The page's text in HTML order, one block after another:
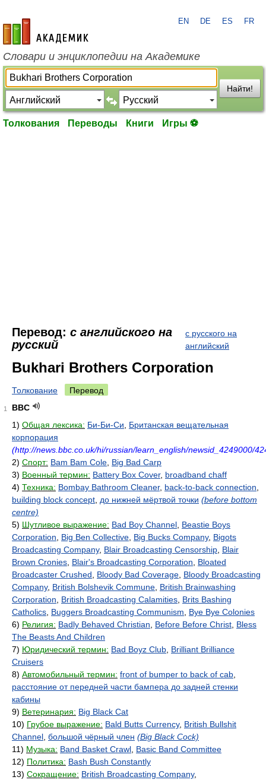
academic.ru
EN DE ES FR
Словари и энциклопедии на Академике
Найти!
Толкования Переводы Книги Игры ⚽
Перевод: с английского на
русский
с русского на
английский
Bukhari Brothers Corporation
Толкование Перевод
1
BBC
1) Общая лексика: Би-Би-Си
Британская вещательная
корпорация
(http://news.bbc.co.uk/hi/russian/learn_english/newsid_4249000/
2) Спорт: Bam Bam Cole Big Bad Carp
3) Военный термин: Battery Box Cover, broadband chaff
4) Техника: Bombay Bathroom Cleaner, back-to-back connection
building block concept до нижней мёртвой точки (before bottom
centre)
5) Шутливое выражение: Bad Boy Channel Beastie Boys
Corporation
Big Ben Collective Big Bucks Company, Bigots
Broadcasting Company, Blair Broadcasting Censorship Blair
Brown Cronies Blair's Broadcasting Corporation
Bloated
Broadcaster Crushed
Bloody Bad Coverage Bloody Broadcasting
Company, British Bolshevik Commune British Brainwashing
Corporation
British Broadcasting Calamities Brits Bashing
Catholics Buggers Broadcasting Communism
Bye Bye Colonies
6) Религия: Badly Behaved Christian Before Before Christ Bless
The Beasts And Children
7) Юридический термин: Bad Boyz Club Brilliant Brilliance
Cruisers
8) Автомобильный термин: front of bumper to back of cab
расстояние от передней части бампера до задней стенки
кабины
9) Ветеринария: Big Black Cat
10) Грубое выражение: Bald Butts Currency, British Bullshit
Channel большой чёрный член (Big Black Cock)
11) Музыка: Band Basket Crawl Basic Band Committee
12) Политика: Bash Bush Constantly
13) Сокращение: British Broadcasting Company,